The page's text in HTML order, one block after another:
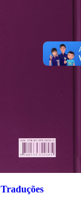
Traduções